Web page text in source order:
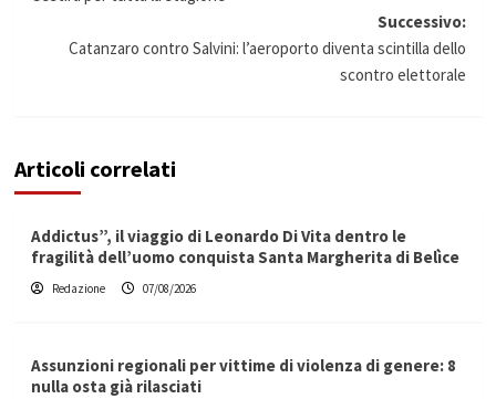
Successivo:
Catanzaro contro Salvini: l’aeroporto diventa scintilla dello
scontro elettorale
Articoli correlati
Addictus”, il viaggio di Leonardo Di Vita dentro le
fragilità dell’uomo conquista Santa Margherita di Belìce
Redazione 07/08/2026
Assunzioni regionali per vittime di violenza di genere: 8
nulla osta già rilasciati